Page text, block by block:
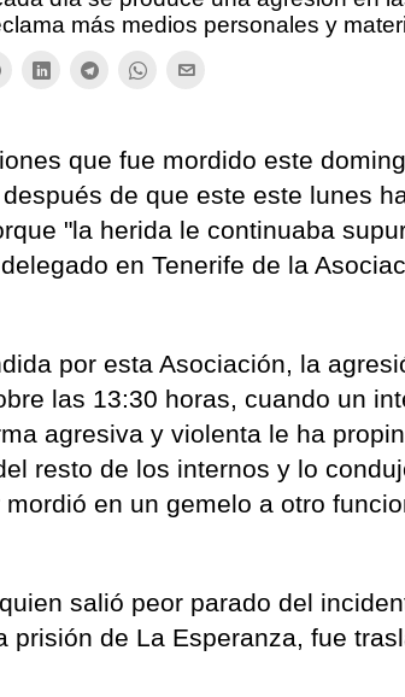
más medios personales y
que fue mordido este
de que este este lunes
"la herida le continuaba
en Tenerife de la
por esta Asociación, la
las 13:30 horas, cuando un
agresiva y violenta le ha
resto de los internos y lo
en un gemelo a otro
salió peor parado del
prisión de La Esperanza, fue